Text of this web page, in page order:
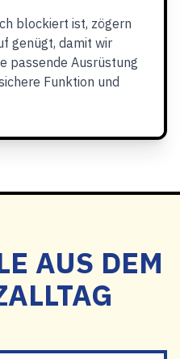
blockiert ist, zögern
genügt, damit wir
passende Ausrüstung
Funktion und
AUS DEM